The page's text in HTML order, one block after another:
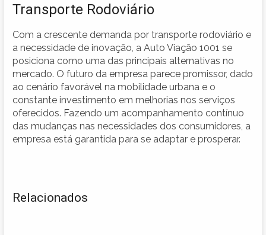
Transporte Rodoviário
Com a crescente demanda por transporte rodoviário e
a necessidade de inovação, a Auto Viação 1001 se
posiciona como uma das principais alternativas no
mercado. O futuro da empresa parece promissor, dado
ao cenário favorável na mobilidade urbana e o
constante investimento em melhorias nos serviços
oferecidos. Fazendo um acompanhamento contínuo
das mudanças nas necessidades dos consumidores, a
empresa está garantida para se adaptar e prosperar.
Relacionados